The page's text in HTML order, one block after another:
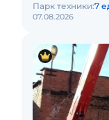
07.08.2026
Парк техники:7